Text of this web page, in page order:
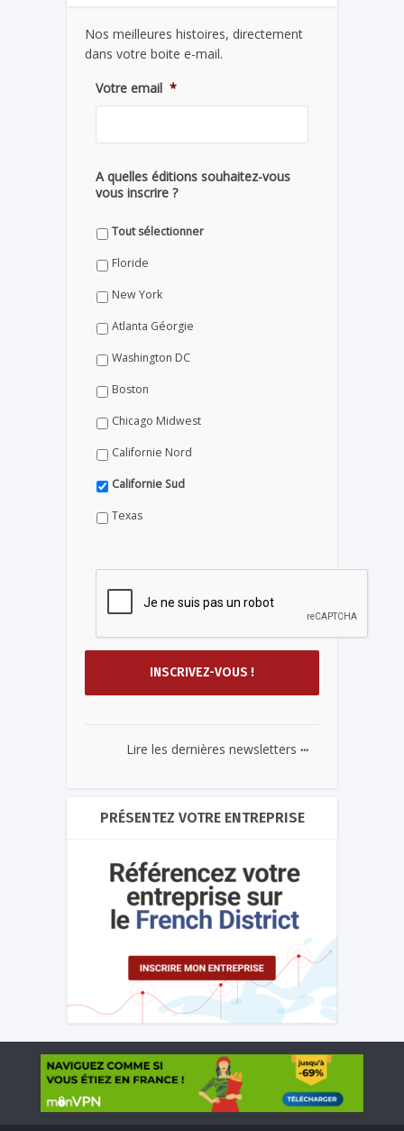
Nos meilleures histoires, directement
dans votre boite e-mail.
Votre email *
A quelles éditions souhaitez-vous
vous inscrire ?
Tout sélectionner
Floride
New York
Atlanta Géorgie
Washington DC
Boston
Chicago Midwest
Californie Nord
Californie Sud
Texas
Lire les dernières newsletters ...
PRÉSENTEZ VOTRE ENTREPRISE